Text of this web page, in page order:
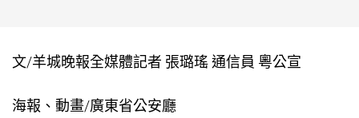
文/羊城晚報全媒體記者 張璐瑤 通信員 粵公宣
海報、動畫/廣東省公安廳